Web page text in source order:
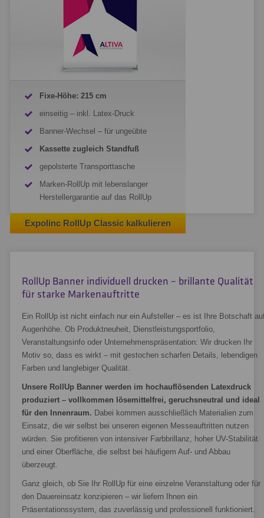
Fixe-Höhe: 215 cm
einseitig – inkl. Latex-Druck
Banner-Wechsel – für ungeübte
Kassette zugleich Standfuß
gepolsterte Transporttasche
Marken-RollUp mit lebenslanger
Herstellergarantie auf das RollUp
Expolinc RollUp Classic kalkulieren
RollUp Banner individuell drucken – brillante Qualität
für starke Markenauftritte
Ein RollUp ist nicht einfach nur ein Aufsteller – es ist Ihre Botschaft
Augenhöhe. Ob Produktneuheit, Dienstleistungsportfolio,
Veranstaltungsinfo oder Unternehmenspräsentation: Wir drucken Ihr
Motiv so, dass es wirkt – mit gestochen scharfen Details, lebendigen
Farben und langlebiger Qualität.
Unsere RollUp Banner werden im hochauflösenden Latexdruck
produziert – vollkommen lösemittelfrei, geruchsneutral und ideal
für den Innenraum. Dabei kommen ausschließlich Materialien zum
Einsatz, die wir selbst bei unseren eigenen Messeauftritten nutzen
würden. Sie profitieren von intensiver Farbbrillanz, hoher UV-Stabilität
und einer Oberfläche, die selbst bei häufigem Auf- und Abbau
überzeugt.
Ganz gleich, ob Sie Ihr RollUp für eine einzelne Veranstaltung oder für
den Dauereinsatz konzipieren – wir liefern Ihnen ein
Präsentationssystem, das zuverlässig und professionell funktioniert.